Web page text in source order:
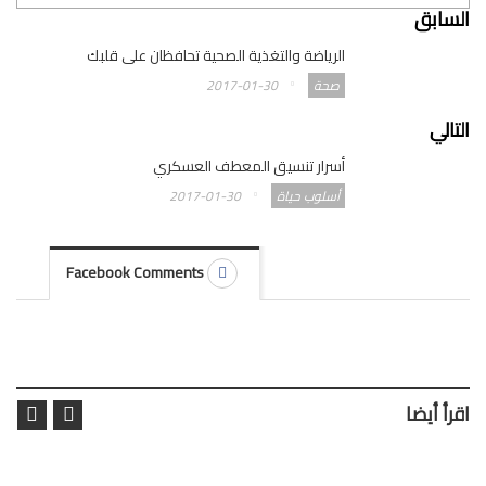
السابق
الرياضة والتغذية الصحية تحافظان على قلبك
صحة 2017-01-30
التالي
أسرار تنسيق المعطف العسكري
أسلوب حياة 2017-01-30
اقرأ أيضا